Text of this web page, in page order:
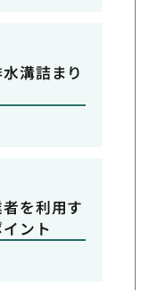
溝詰まり
を利用す
ント